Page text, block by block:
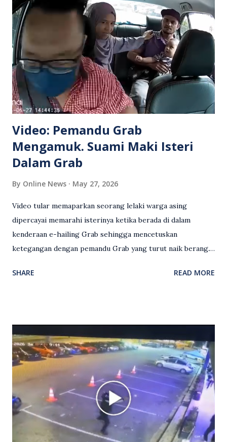
Video: Pemandu Grab
Mengamuk. Suami Maki Isteri
Dalam Grab
By Online News May 27, 2026
Video tular memaparkan seorang lelaki warga asing
dipercayai memarahi isterinya ketika berada di dalam
kenderaan e-hailing Grab sehingga mencetuskan
ketegangan dengan pemandu Grab yang turut naik berang.
antara seorang lelaki warga asing dengan pemandu Grab
Grab bertindak mempertahankan wanita terbabit sebelum
berlaku pertikaman lidah antara kedua-dua pihak. Video
berkenaan kini tular di media sosial dan mendapat pelbagai
reaksi orang ramai. Antara komen orang awam yang tular di
media sosial mengenai insiden tersebut ialah ramai yang
meluahkan rasa marah terhadap tindakan lelaki berkenaan
serta memuji pemandu Grab kerana campur tangan.
Sebahagian netizen turut meminta pihak berkuasa
SHARE READ MORE